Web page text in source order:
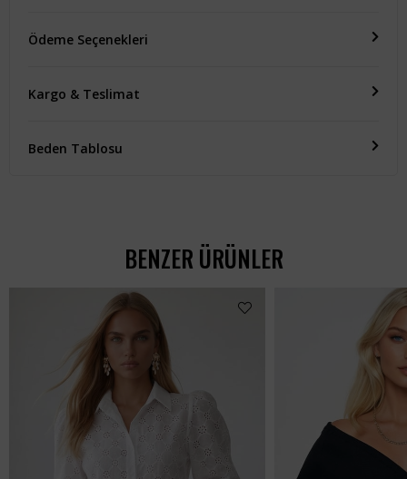
Ödeme Seçenekleri
Kargo & Teslimat
Beden Tablosu
BENZER ÜRÜNLER